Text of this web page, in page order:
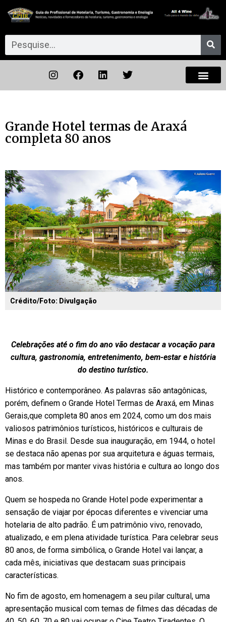
Grande Hotel termas de Araxá
completa 80 anos
Crédito/Foto: Divulgação
Celebrações até o fim do ano vão destacar a vocação para
cultura, gastronomia, entretenimento, bem-estar e história
do destino turístico.
Histórico e contemporâneo. As palavras são antagônicas,
porém, definem o Grande Hotel Termas de Araxá, em Minas
Gerais,que completa 80 anos em 2024, como um dos mais
valiosos patrimônios turísticos, históricos e culturais de
Minas e do Brasil. Desde sua inauguração, em 1944, o hotel
se destaca não apenas por sua arquitetura e águas termais,
mas também por manter vivas história e cultura ao longo dos
anos.
Quem se hospeda no Grande Hotel pode experimentar a
sensação de viajar por épocas diferentes e vivenciar uma
hotelaria de alto padrão. É um patrimônio vivo, renovado,
atualizado, e em plena atividade turística. Para celebrar seus
80 anos, de forma simbólica, o Grande Hotel vai lançar, a
cada mês, iniciativas que destacam suas principais
características.
No fim de agosto, em homenagem a seu pilar cultural, uma
apresentação musical com temas de filmes das décadas de